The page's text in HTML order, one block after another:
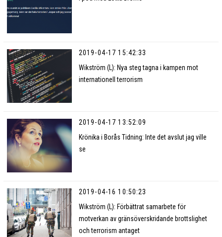
2019-04-17 15:42:33
Wikström (L): Nya steg tagna i kampen mot
internationell terrorism
2019-04-17 13:52:09
Krönika i Borås Tidning: Inte det avslut jag ville
se
2019-04-16 10:50:23
Wikström (L): Förbättrat samarbete för
motverkan av gränsöverskridande brottslighet
och terrorism antaget